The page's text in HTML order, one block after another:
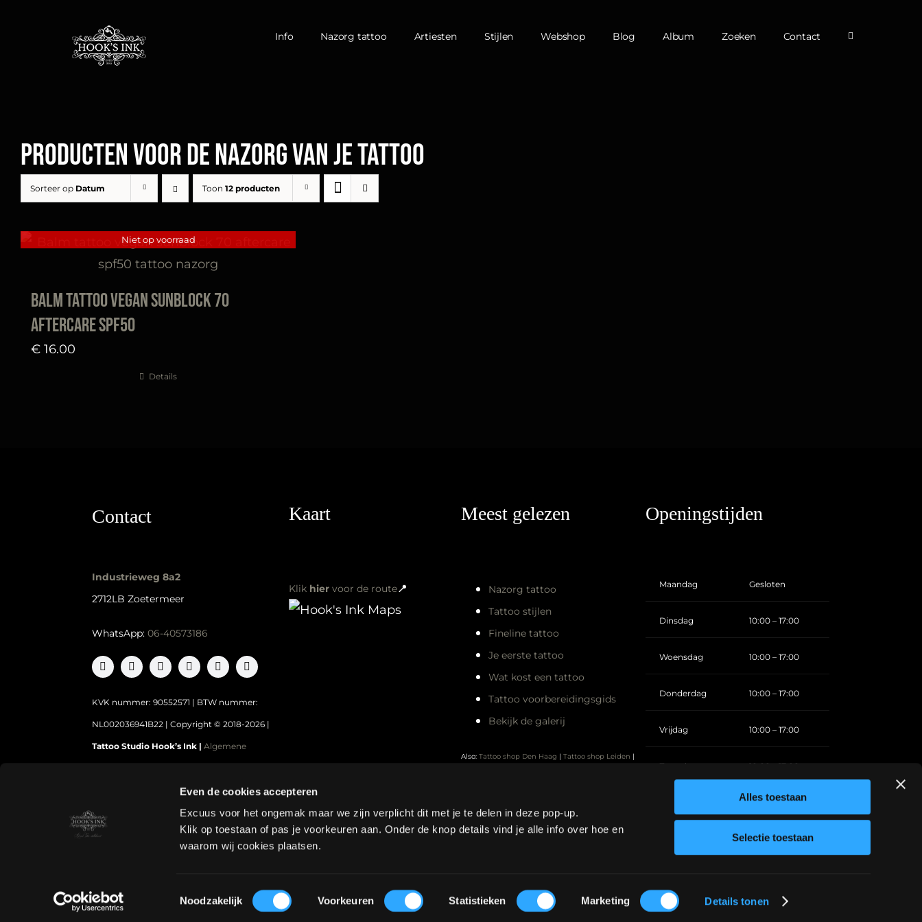
Even de cookies accepteren
Excuus voor het ongemak maar we zijn verplicht dit met je te delen in deze pop-up.
Klik op toestaan of pas je voorkeuren aan. Onder de knop details vind je alle info over hoe en
waarom wij cookies plaatsen.
Toestemmingsselectie
Noodzakelijk Voorkeuren Statistieken Marketing Details tonen
Alles toestaan
Selectie toestaan
Info Nazorg tattoo Artiesten Stijlen Webshop Blog Album Zoeken Contact
Producten voor de nazorg van je tattoo
Sorteer op Datum Toon 12 producten
Niet op voorraad
Balm Tattoo Vegan Sunblock 70
aftercare SPF50
€ 16.00
Details
Contact
Industrieweg 8a2
2712LB Zoetermeer
WhatsApp:06-40573186
KVK nummer: 90552571 | BTW nummer:
NL002036941B22 |Copyright © 2018-2026 |
Tattoo Studio Hook’s Ink |Algemene
Kaart
Klik hier voor de route📍
Meest gelezen
Nazorg tattoo
Tattoo stijlen
Fineline tattoo
Je eerste tattoo
Wat kost een tattoo
Tattoo voorbereidingsgids
Bekijk de galerij
Also: Tattoo shop Den Haag | Tattoo shop Leiden |
Openingstijden
Maandag Gesloten
Dinsdag 10:00 – 17:00
Woensdag 10:00 – 17:00
Donderdag 10:00 – 17:00
Vrijdag 10:00 – 17:00
Zaterdag 10:00 – 17:00
Gesloten